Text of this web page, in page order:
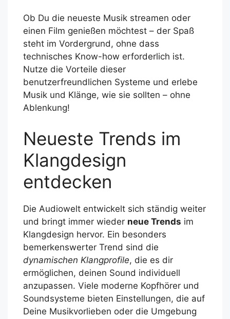
Ob Du die neueste Musik streamen oder
einen Film genießen möchtest – der Spaß
steht im Vordergrund, ohne dass
technisches Know-how erforderlich ist.
Nutze die Vorteile dieser
benutzerfreundlichen Systeme und erlebe
Musik und Klänge, wie sie sollten – ohne
Ablenkung!
Neueste Trends im
Klangdesign
entdecken
Die Audiowelt entwickelt sich ständig weiter
und bringt immer wieder neue Trends im
Klangdesign hervor. Ein besonders
bemerkenswerter Trend sind die
dynamischen Klangprofile, die es dir
ermöglichen, deinen Sound individuell
anzupassen. Viele moderne Kopfhörer und
Soundsysteme bieten Einstellungen, die auf
Deine Musikvorlieben oder die Umgebung